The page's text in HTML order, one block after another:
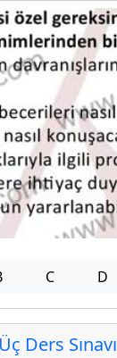
C D
Ders Sınavı